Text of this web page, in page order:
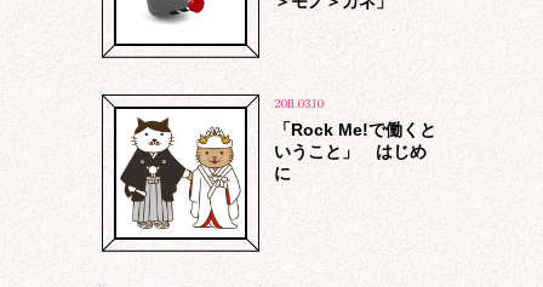
保護方針 特定商取引に基
「Rock Me!で働くと
いうこと」 はじめ
に
2011.03.10